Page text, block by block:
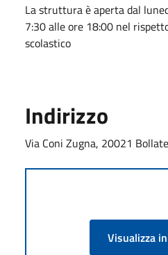
La struttura è aperta dal
7:30 alle ore 18:00 nel
scolastico
Indirizzo
Via Coni Zugna, 20021
Visualizza